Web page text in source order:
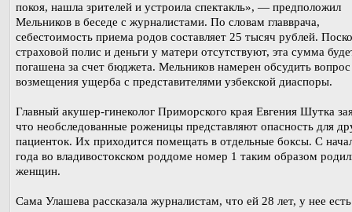
покоя, нашла зрителей и устроила спектакль», — предположил
Мельников в беседе с журналистами. По словам главврача,
себестоимость приема родов составляет 25 тысяч рублей.
страховой полис и деньги у матери отсутствуют, эта сумма
погашена за счет бюджета. Мельников намерен обсудить вопрос
возмещения ущерба с представителями узбекской диаспоры.
Главный акушер-гинеколог Приморского края Евгения Шутка
что необследованные роженицы представляют опасность для
пациенток. Их приходится помещать в отдельные боксы. С
года во владивостокском роддоме номер 1 таким образом
женщин.
Сама Улашева рассказала журналистам, что ей 28 лет, у нее